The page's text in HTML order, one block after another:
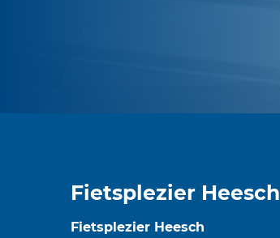
Fietsplezier Heesch
Fietsplezier Heesch